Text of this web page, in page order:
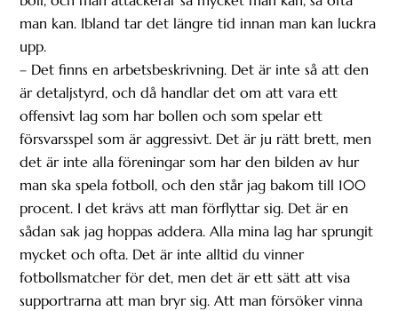
man kan. Ibland tar det längre tid innan man kan luckra
upp.
– Det finns en arbetsbeskrivning. Det är inte så att den
är detaljstyrd, och då handlar det om att vara ett
offensivt lag som har bollen och som spelar ett
försvarsspel som är aggressivt. Det är ju rätt brett, men
det är inte alla föreningar som har den bilden av hur
man ska spela fotboll, och den står jag bakom till 100
procent. I det krävs att man förflyttar sig. Det är en
sådan sak jag hoppas addera. Alla mina lag har sprungit
mycket och ofta. Det är inte alltid du vinner
fotbollsmatcher för det, men det är ett sätt att visa
supportrarna att man bryr sig. Att man försöker vinna